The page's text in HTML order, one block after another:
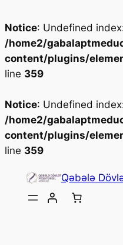
Notice: Undefined
/home2/
content/plugins/
line 359
Notice: Undefined
/home2/
content/plugins/
line 359
content
Qəbələ